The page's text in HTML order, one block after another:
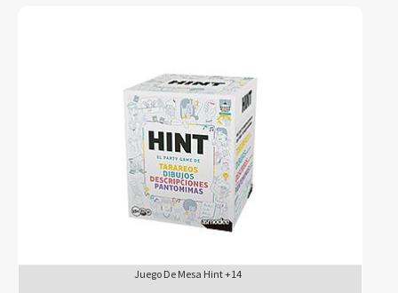
Juego De Mesa Hint +14